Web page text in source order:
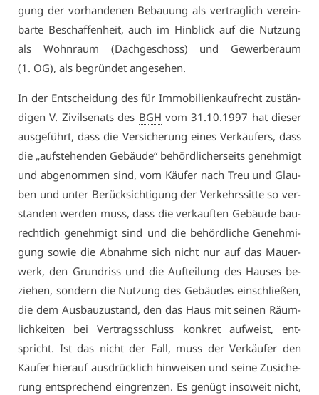
gung der vor­han­de­nen Be­bau­ung als ver­trag­lich ver­ein­
bar­te Be­schaf­fen­heit, auch im Hin­blick auf die Nut­zung
als Wohn­raum (Dach­ge­schoss) und Ge­wer­be­raum
(1. OG), als be­grün­det an­ge­se­hen.
In der Ent­schei­dung des für Im­mo­bi­li­enkauf­recht zu­stän­
di­gen V. Zi­vil­se­nats des BGH vom 31.10.1997 hat die­ser
aus­ge­führt, dass die Ver­si­che­rung ei­nes Ver­käu­fers, dass
die „auf­ste­hen­den Ge­bäu­de“ be­hörd­li­cher­seits ge­neh­migt
und ab­ge­nom­men sind, vom Käu­fer nach Treu und Glau­
ben und un­ter Be­rück­sich­ti­gung der Ver­kehrs­sit­te so ver­
stan­den wer­den muss, dass die ver­kauf­ten Ge­bäu­de bau­
recht­lich ge­neh­migt sind und die be­hörd­li­che Ge­neh­mi­
gung so­wie die Ab­nah­me sich nicht nur auf das Mau­er­
werk, den Grund­riss und die Auf­tei­lung des Hau­ses be­
zie­hen, son­dern die Nut­zung des Ge­bäu­des ein­schlie­ßen,
die dem Aus­bau­zu­stand, den das Haus mit sei­nen Räum­
lich­kei­ten bei Ver­trags­schluss kon­kret auf­weist, ent­
spricht. Ist das nicht der Fall, muss der Ver­käu­fer den
Käu­fer hier­auf aus­drück­lich hin­wei­sen und sei­ne Zu­si­che­
rung ent­spre­chend ein­gren­zen. Es ge­nügt in­so­weit nicht,